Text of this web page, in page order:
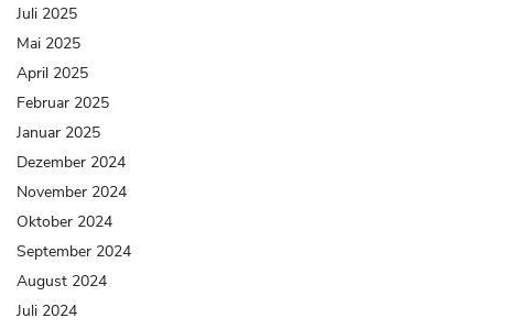
Juli 2025
Mai 2025
April 2025
Februar 2025
Januar 2025
Dezember 2024
November 2024
Oktober 2024
September 2024
August 2024
Juli 2024